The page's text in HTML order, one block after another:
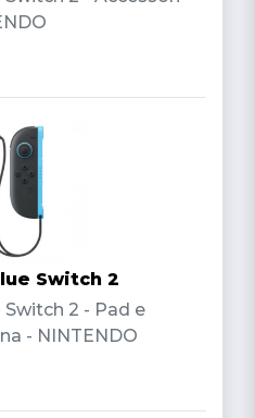
Switch 2
2 - Pad e
- NINTENDO